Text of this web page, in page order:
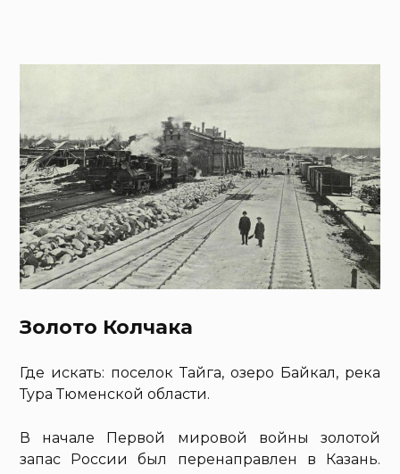
Золото Колчака
Где искать: поселок Тайга, озеро Байкал, река
Тура Тюменской области.
В начале Первой мировой войны золотой
запас России был перенаправлен в Казань.